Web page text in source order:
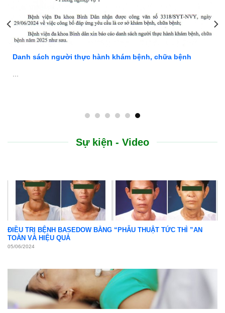
Danh sách người thực hành khám bệnh, chữa bệnh
...
Sự kiện - Video
ĐIỀU TRỊ BỆNH BASEDOW BẰNG “PHẪU THUẬT TỨC THÌ ”AN
TOÀN VÀ HIỆU QUẢ
05/06/2024